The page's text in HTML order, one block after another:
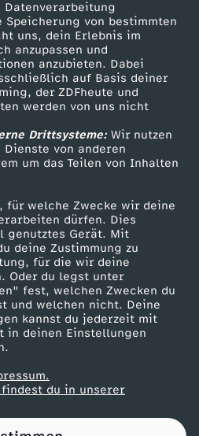
Speicherung von bestimmten
uns, dein Erlebnis im
anzupassen und
anzubieten. Dabei
auf Basis deiner
der ZDFheute und
werden von uns nicht
Drittsysteme:Wir nutzen
Dienste von anderen
um das Teilen von Inhalten
für welche Zwecke wir deine
dürfen. Dies
genutztes Gerät. Mit
deine Zustimmung zu
für die wir deine
Oder du legst unter
fest, welchen Zwecken du
und welchen nicht. Deine
kannst du jederzeit mit
in deinen Einstellungen
du in unserer
Zuschauerservice
Hilfe